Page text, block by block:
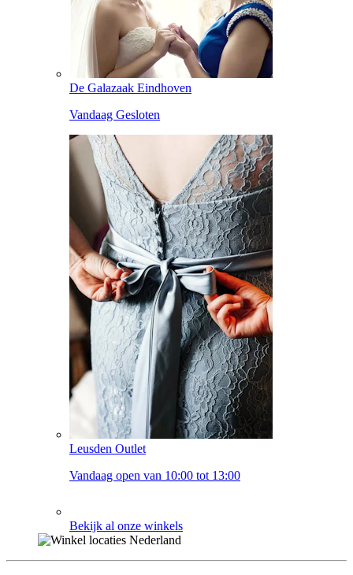
De Galazaak Eindhoven
Vandaag Gesloten
Leusden Outlet
Vandaag open van 10:00 tot 13:00
Bekijk al onze winkels